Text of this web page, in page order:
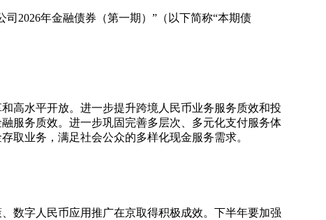
2026年金融债券（第一期）”（以下简称“本期债
高水平开放。进一步提升跨境人民币业务服务质效和投
服务质效。进一步巩固完善多层次、多元化支付服务体
取业务，满足社会公众的多样化现金服务需求。
数字人民币应用推广在京取得积极成效。下半年要加强